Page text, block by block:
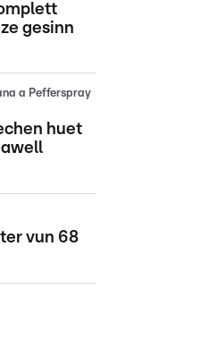
gesinn
a Pefferspray
huet
vun 68